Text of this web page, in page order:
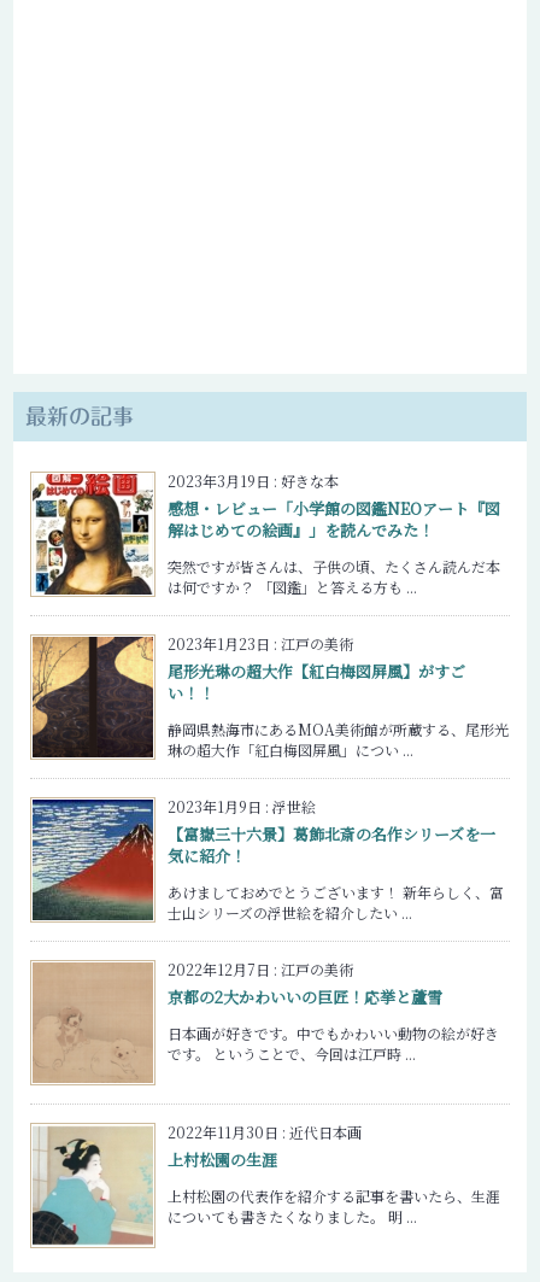
最新の記事
2023年3月19日 : 好きな本
感想・レビュー「小学館の図鑑NEOアート『図
解はじめての絵画』」を読んでみた！
突然ですが皆さんは、子供の頃、たくさん読んだ本
は何ですか？ 「図鑑」と答える方も ...
2023年1月23日 : 江戸の美術
尾形光琳の超大作【紅白梅図屏風】がすご
い！！
静岡県熱海市にあるMOA美術館が所蔵する、尾形光
琳の超大作「紅白梅図屏風」につい ...
2023年1月9日 : 浮世絵
【富嶽三十六景】葛飾北斎の名作シリーズを一
気に紹介！
あけましておめでとうございます！ 新年らしく、富
士山シリーズの浮世絵を紹介したい ...
2022年12月7日 : 江戸の美術
京都の2大かわいいの巨匠！応挙と蘆雪
日本画が好きです。中でもかわいい動物の絵が好き
です。 ということで、今回は江戸時 ...
2022年11月30日 : 近代日本画
上村松園の生涯
上村松園の代表作を紹介する記事を書いたら、生涯
についても書きたくなりました。 明 ...